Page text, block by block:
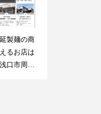
製麺の商
るお店は
口市周辺
の麺便り
号発行